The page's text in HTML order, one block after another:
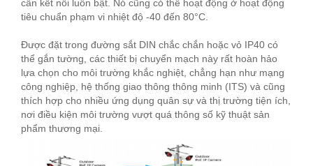
cần kết nối luôn bật. Nó cũng có thể hoạt động ở hoạt động
tiêu chuẩn phạm vi nhiệt độ -40 đến 80°C.
Được đặt trong đường sắt DIN chắc chắn hoặc vỏ IP40 có
thể gắn tường, các thiết bị chuyển mạch này rất hoàn hảo
lựa chọn cho môi trường khắc nghiệt, chẳng hạn như mạng
công nghiệp, hệ thống giao thông thông minh (ITS) và cũng
thích hợp cho nhiều ứng dụng quân sự và thị trường tiện ích,
nơi điều kiện môi trường vượt quá thông số kỹ thuật sản
phẩm thương mại.